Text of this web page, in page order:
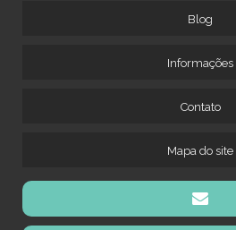
Blog
Informações
Contato
Mapa do site